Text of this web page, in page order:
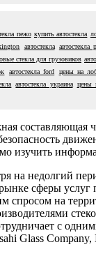
пежо купить автостекла
автостекла автостекла
стекла для грузовиков
автостекла ford цены на
автостекла украина цены
составляющая
изучить
на недолгий
сферы услуг
спросом на
с
Glass